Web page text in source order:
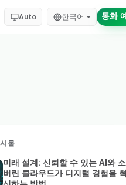
Auto 한국어 통화
물
미래 설계: 신뢰할 수 있는 AI와 소
버린 클라우드가 디지털 경험을 혁